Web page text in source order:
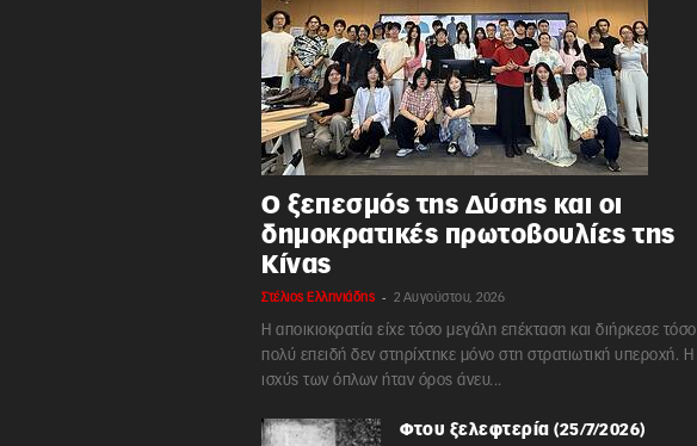
Ο ξεπεσμός της Δύσης και οι
δημοκρατικές πρωτοβουλίες της
Κίνας
Στέλιος Ελληνιάδης - 2 Αυγούστου, 2026
Η αποικιοκρατία είχε τόσο μεγάλη επέκταση και διήρκεσε τόσο
πολύ επειδή δεν στηρίχτηκε μόνο στη στρατιωτική υπεροχή. Η
ισχύς των όπλων ήταν όρος άνευ...
Φτου ξελεφτερία (25/7/2026)